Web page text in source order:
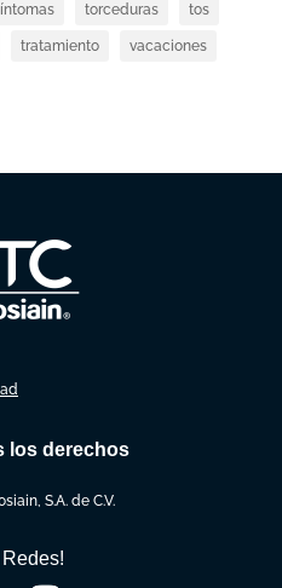
torceduras tos
tratamiento vacaciones
los derechos
S.A. de C.V.